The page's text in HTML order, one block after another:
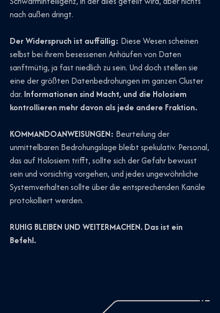
nach außen dringt.
Der Widerspruch ist auffällig: Diese Wesen scheinen
selbst bei ihrem besessenen Anhäufen von Daten
sanftmütig, ja fast niedlich zu sein. Und doch stellen sie
eine der größten Datenbedrohungen im ganzen Cluster
dar. Informationen sind Macht, und die Holosiem
kontrollieren mehr davon als jede andere Fraktion.
KOMMANDOANWEISUNGEN: Beurteilung der
unmittelbaren Bedrohungslage bleibt spekulativ. Personal,
das auf Holosiem trifft, sollte sich der Gefahr bewusst
sein und vorsichtig vorgehen, und jedes ungewöhnliche
Systemverhalten sollte über die entsprechenden Kanäle
protokolliert werden.
RUHIG BLEIBEN UND WEITERMACHEN. Das ist ein
Befehl.